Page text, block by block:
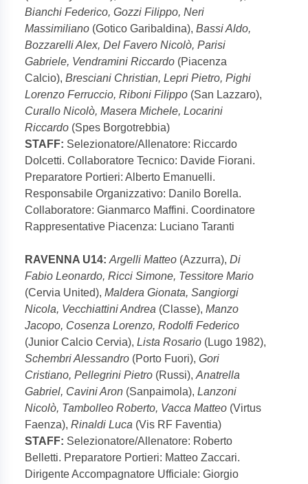
Bianchi Federico, Gozzi Filippo, Neri
Massimiliano (Gotico Garibaldina), Bassi Aldo,
Bozzarelli Alex, Del Favero Nicolò, Parisi
Gabriele, Vendramini Riccardo (Piacenza
Calcio), Bresciani Christian, Lepri Pietro, Pighi
Lorenzo Ferruccio, Riboni Filippo (San Lazzaro),
Curallo Nicolò, Masera Michele, Locarini
Riccardo (Spes Borgotrebbia)
STAFF: Selezionatore/Allenatore: Riccardo
Dolcetti. Collaboratore Tecnico: Davide Fiorani.
Preparatore Portieri: Alberto Emanuelli.
Responsabile Organizzativo: Danilo Borella.
Collaboratore: Gianmarco Maffini. Coordinatore
Rappresentative Piacenza: Luciano Taranti
RAVENNA U14: Argelli Matteo (Azzurra), Di
Fabio Leonardo, Ricci Simone, Tessitore Mario
(Cervia United), Maldera Gionata, Sangiorgi
Nicola, Vecchiattini Andrea (Classe), Manzo
Jacopo, Cosenza Lorenzo, Rodolfi Federico
(Junior Calcio Cervia), Lista Rosario (Lugo 1982),
Schembri Alessandro (Porto Fuori), Gori
Cristiano, Pellegrini Pietro (Russi), Anatrella
Gabriel, Cavini Aron (Sanpaimola), Lanzoni
Nicolò, Tambolleo Roberto, Vacca Matteo (Virtus
Faenza), Rinaldi Luca (Vis RF Faventia)
STAFF: Selezionatore/Allenatore: Roberto
Belletti. Preparatore Portieri: Matteo Zaccari.
Dirigente Accompagnatore Ufficiale: Giorgio